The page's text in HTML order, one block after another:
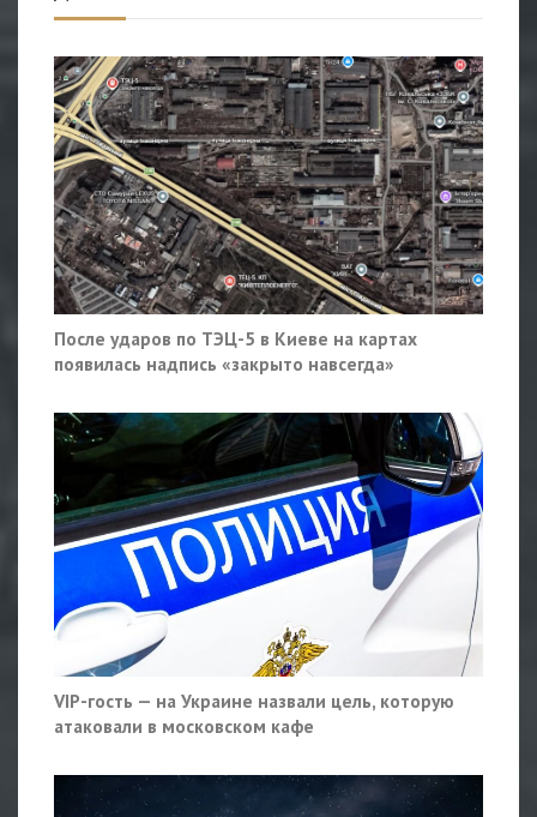
После ударов по ТЭЦ-5 в Киеве на картах
появилась надпись «закрыто навсегда»
VIP-гость — на Украине назвали цель, которую
атаковали в московском кафе